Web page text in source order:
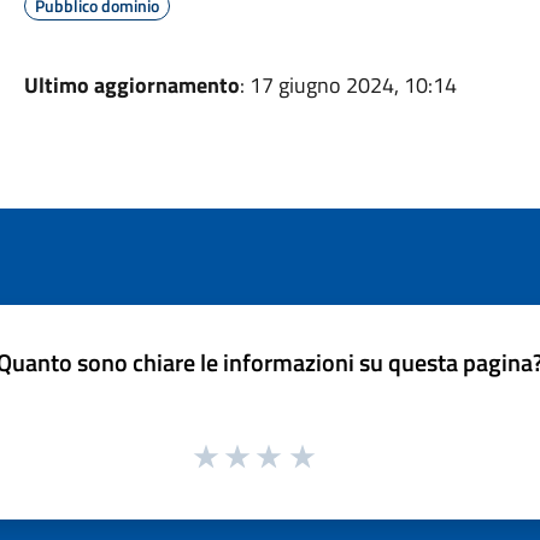
Pubblico dominio
Ultimo aggiornamento: 17 giugno 2024, 10:14
sono chiare le informazioni su questa